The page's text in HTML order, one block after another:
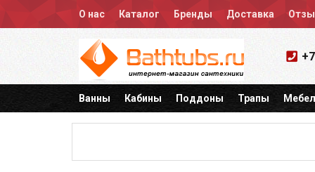
О нас Каталог Бренды Доставка
Ванны Кабины Поддоны Трапы